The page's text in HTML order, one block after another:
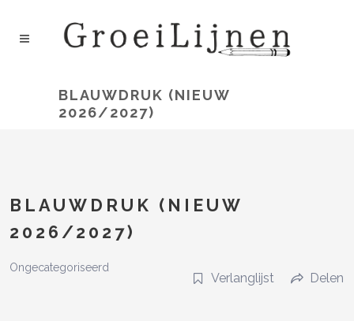
BLAUWDRUK (NIEUW
2026/2027)
BLAUWDRUK (NIEUW
2026/2027)
Ongecategoriseerd
Verlanglijst Delen